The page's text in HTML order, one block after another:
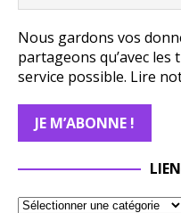
Nous gardons vos
partageons qu’avec
service possible. Lire